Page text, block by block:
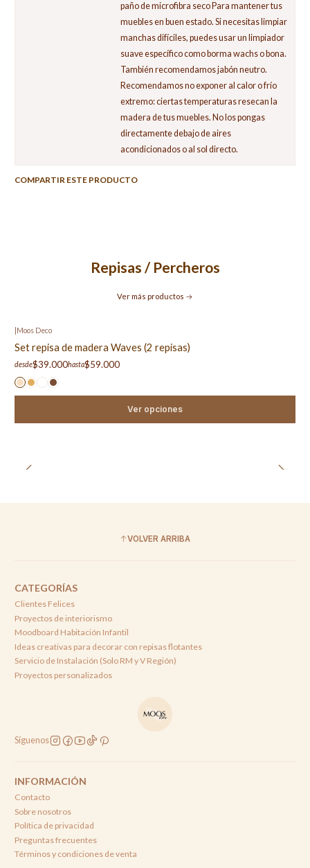
paño de microfibra seco Para mantener tus
muebles en buen estado. Si necesitas limpiar
manchas difíciles, puedes usar un limpiador
suave específico como borma wachs o bona.
También recomendamos jabón neutro.
Recomendamos no exponer al calor o frío
extremo: ciertas temperaturas resecan la
madera de tus muebles. No los pongas
directamente debajo de aires
acondicionados o al sol directo.
COMPARTIR ESTE PRODUCTO
Repisas / Percheros
Ver más productos
Moos Deco
Set repisa de madera Waves (2 repisas)
desde$39.000hasta$59.000
Ver opciones
VOLVER ARRIBA
CATEGORÍAS
Clientes Felices
Proyectos de interiorismo
Moodboard Habitación Infantil
Ideas creativas para decorar con repisas flotantes
Servicio de Instalación (Solo RM y V Región)
Proyectos personalizados
Síguenos
INFORMACIÓN
Contacto
Sobre nosotros
Política de privacidad
Preguntas frecuentes
Términos y condiciones de venta